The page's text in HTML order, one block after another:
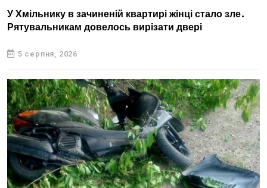
У Хмільнику в зачиненій квартирі жінці стало зле.
Рятувальникам довелось вирізати двері
5 серпня, 2026